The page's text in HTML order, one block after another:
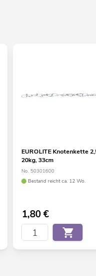
EUROLITE Knotenkette
20kg, 33cm
No. 50301600
Bestand reicht ca. 12 Wo.
1,80€